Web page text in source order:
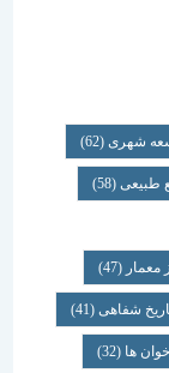
(62)
(58)
(41)